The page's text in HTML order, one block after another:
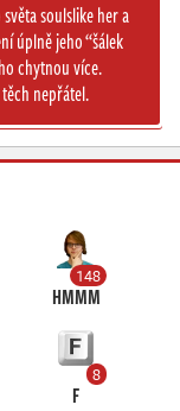
soulslike her a
úplně jeho “šálek
chytnou více.
nepřátel.
148
HMMM
8
F